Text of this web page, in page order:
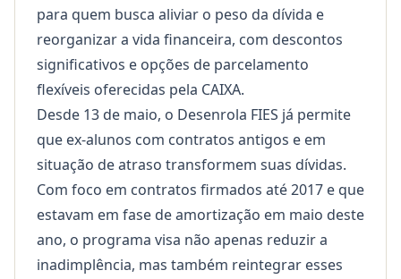
para quem busca aliviar o peso da dívida e
reorganizar a vida financeira, com descontos
significativos e opções de parcelamento
flexíveis oferecidas pela CAIXA.
Desde 13 de maio, o Desenrola FIES já permite
que ex-alunos com contratos antigos e em
situação de atraso transformem suas dívidas.
Com foco em contratos firmados até 2017 e que
estavam em fase de amortização em maio deste
ano, o programa visa não apenas reduzir a
inadimplência, mas também reintegrar esses